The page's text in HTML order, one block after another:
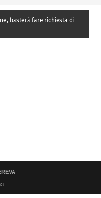
basterà fare richiesta di